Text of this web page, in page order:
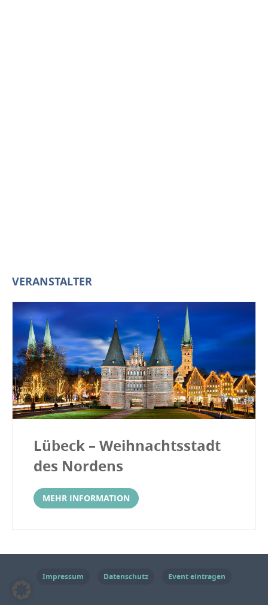
VERANSTALTER
Lübeck – Weihnachtsstadt
des Nordens
MEHR INFORMATION
Impressum Datenschutz Event eintragen